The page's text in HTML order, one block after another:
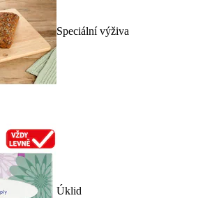
Speciální výživa
Úklid